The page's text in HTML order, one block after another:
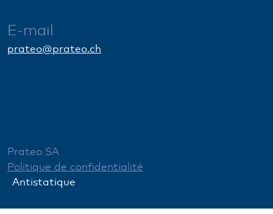
E-mail
prateo@prateo.ch
Prateo SA
Politique de confidentialité
Antistatique